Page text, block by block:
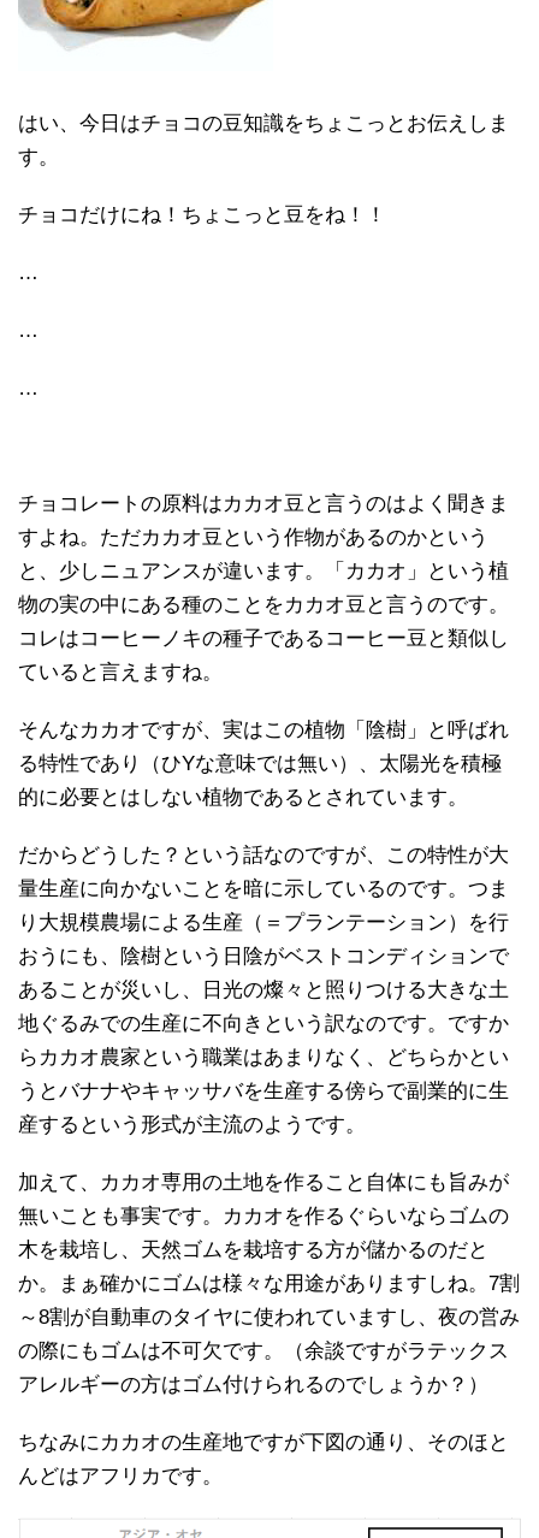
はい、今日はチョコの豆知識をちょこっとお伝えしま
す。
チョコだけにね！ちょこっと豆をね！！
…
…
…
チョコレートの原料はカカオ豆と言うのはよく聞きま
すよね。ただカカオ豆という作物があるのかという
と、少しニュアンスが違います。「カカオ」という植
物の実の中にある種のことをカカオ豆と言うのです。
コレはコーヒーノキの種子であるコーヒー豆と類似し
ていると言えますね。
そんなカカオですが、実はこの植物「陰樹」と呼ばれ
る特性であり（ひYな意味では無い）、太陽光を積極
的に必要とはしない植物であるとされています。
だからどうした？という話なのですが、この特性が大
量生産に向かないことを暗に示しているのです。つま
り大規模農場による生産（＝プランテーション）を行
おうにも、陰樹という日陰がベストコンディションで
あることが災いし、日光の燦々と照りつける大きな土
地ぐるみでの生産に不向きという訳なのです。ですか
らカカオ農家という職業はあまりなく、どちらかとい
うとバナナやキャッサバを生産する傍らで副業的に生
産するという形式が主流のようです。
加えて、カカオ専用の土地を作ること自体にも旨みが
無いことも事実です。カカオを作るぐらいならゴムの
木を栽培し、天然ゴムを栽培する方が儲かるのだと
か。まぁ確かにゴムは様々な用途がありますしね。7割
～8割が自動車のタイヤに使われていますし、夜の営み
の際にもゴムは不可欠です。（余談ですがラテックス
アレルギーの方はゴム付けられるのでしょうか？）
ちなみにカカオの生産地ですが下図の通り、そのほと
んどはアフリカです。